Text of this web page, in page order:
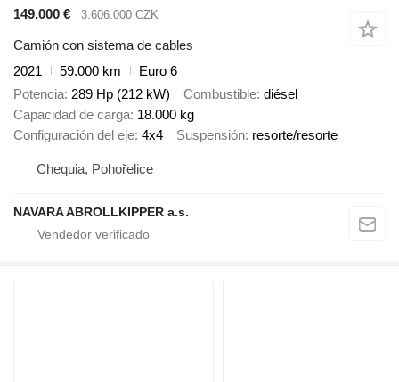
149.000 €
3.606.000 CZK
Camión con sistema de cables
2021
59.000 km
Euro 6
Potencia 289 Hp (212 kW) Combustible diésel
Capacidad de carga 18.000 kg
Configuración del eje 4x4 Suspensión resorte/resorte
Chequia, Pohořelice
NAVARA ABROLLKIPPER a.s.